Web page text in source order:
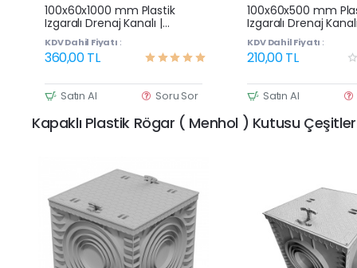
Çok Satan
100x60x1000 mm Plastik
Izgaralı Drenaj Kanalı |
Yağmur Suyu ve Havuz
Kenarı Oluğu
KDV Dahil Fiyatı :
360,00 TL
Satın Al Soru Sor
100x60x500 mm
Izgaralı Drenaj
Yağmur Suyu ve
Kenarı Oluğu
KDV Dahil Fiyatı :
210,00 TL
Satın Al
Kapaklı Plastik Rögar ( Menhol ) Kutusu